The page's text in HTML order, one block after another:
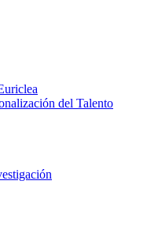
del Talento